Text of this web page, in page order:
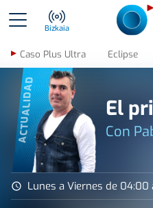
Bizkaia
Caso Plus Ultra Eclipse
ACTUALIDAD El
Con
Lunes a Viernes de 04:00